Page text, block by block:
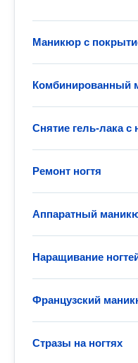
Маникюр с
Комбинированный
Снятие гель-лака с
Ремонт ногтя
Аппаратный
Наращивание
Французский
Стразы на ногтях